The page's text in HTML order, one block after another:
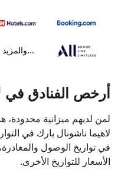
...والمزيد
أرخص الفنادق في
لمن لديهم ميزانية
لاهيما ناشونال بارك في
في تواريخ الوصول
الأسعار للتواريخ الأخرى.